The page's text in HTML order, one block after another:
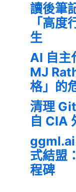
讀後筆
「高
生
AI 自主
MJ
格」的
清理
自 CIA
式結盟
程碑